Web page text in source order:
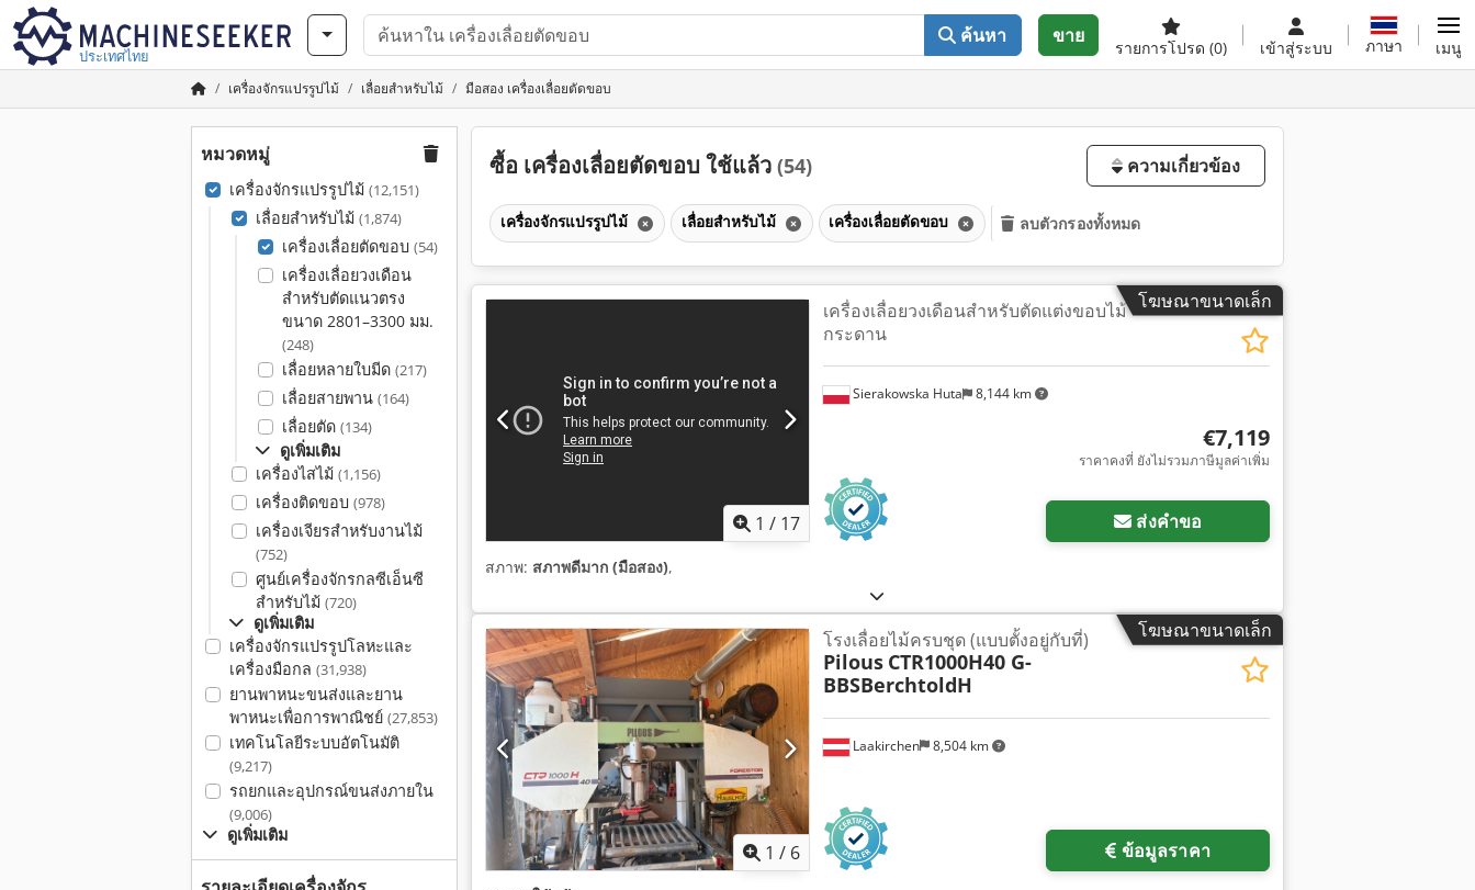
ประเทศไทย
ค้นหา ขาย
รายการโปรด (0) เข้าสู่ระบบ ภาษา เมนู
เครื่องจักรแปรรูปไม้ เลื่อยสำหรับไม้ มือสอง เครื่องเลื่อยตัดขอบ
หมวดหมู่
เครื่องจักรแปรรูปไม้ (12,151)
เลื่อยสำหรับไม้ (1,874)
เครื่องเลื่อยตัดขอบ (54)
เครื่องเลื่อยวงเดือน
สำหรับตัดแนวตรง
ขนาด 2801–3300 มม.
(248)
เลื่อยหลายใบมีด (217)
เลื่อยสายพาน (164)
เลื่อยตัด (134)
ดูเพิ่มเติม
เครื่องไสไม้ (1,156)
เครื่องติดขอบ (978)
เครื่องเจียรสำหรับงานไม้
(752)
ศูนย์เครื่องจักรกลซีเอ็นซี
สำหรับไม้ (720)
ดูเพิ่มเติม
เครื่องจักรแปรรูปโลหะและ
เครื่องมือกล (31,938)
ยานพาหนะขนส่งและยาน
พาหนะเพื่อการพาณิชย์ (27,853)
เทคโนโลยีระบบอัตโนมัติ
(9,217)
รถยกและอุปกรณ์ขนส่งภายใน
(9,006)
ดูเพิ่มเติม
ซื้อ เครื่องเลื่อยตัดขอบ ใช้แล้ว (54) ความเกี่ยวข้อง
เครื่องจักรแปรรูปไม้ เลื่อยสำหรับไม้ เครื่องเลื่อยตัดขอบ ลบตัวกรองทั้งหมด
โฆษณาขนาดเล็ก
1 / 17
Sierakowska Huta 8,144 km
เครื่องเลื่อยวงเดือนสำหรับตัดแต่งขอบไม้
กระดาน
€7,119
ราคาคงที่ ยังไม่รวมภาษีมูลค่าเพิ่ม
ส่งคำขอ
สภาพ: สภาพดีมาก (มือสอง),
โฆษณาขนาดเล็ก
1 / 6
Laakirchen 8,504 km
โรงเลื่อยไม้ครบชุด (แบบตั้งอยู่กับที่)
Pilous CTR1000H40 G-
BBSBerchtoldH
ข้อมูลราคา